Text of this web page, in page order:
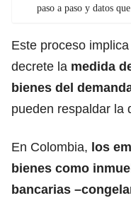
paso a paso y datos
Este proceso
decrete la medida
bienes del
pueden respaldar la
En Colombia, los
bienes como
bancarias